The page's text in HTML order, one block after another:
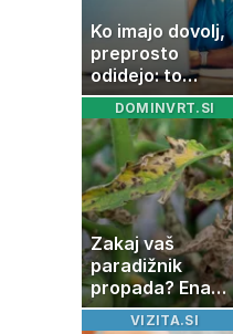
Ko imajo dovolj,
preprosto
odidejo: to
znamenje
najpogosteje da
odpoved
DOMINVRT.SI
Zakaj vaš
paradižnik
propada? Ena
napaka lahko
VIZITA.SI